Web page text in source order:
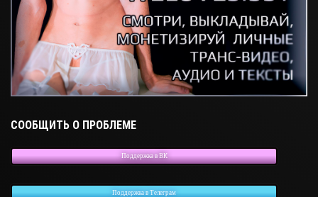
СООБЩИТЬ О ПРОБЛЕМЕ
Поддержка в ВК
Поддержка в Телеграм